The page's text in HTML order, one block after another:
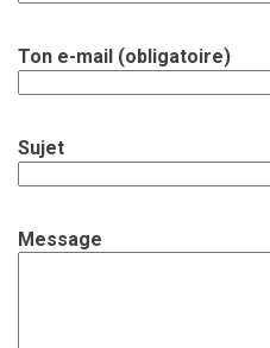
Ton e-mail (obligatoire)
Sujet
Message